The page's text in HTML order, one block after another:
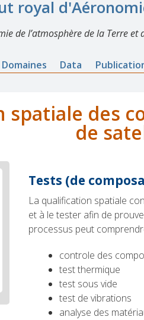
royal
de l’atmosphère de la Terre
Domaines Data
spatiale des
de
Tests (de
La qualification spatiale
et à le tester afin de
processus peut
controle des
test thermique
test sous vide
test de vibrations
analyse des